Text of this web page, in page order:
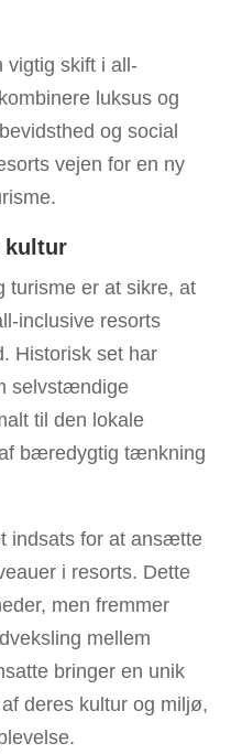
vigtig skift i all-
luksus og
og social
vejen for en ny
kultur
turisme er at sikre, at
inclusive resorts
Historisk set har
selvstændige
til den lokale
bæredygtig tænkning
indsats for at ansætte
i resorts. Dette
men fremmer
mellem
bringer en unik
deres kultur og miljø,